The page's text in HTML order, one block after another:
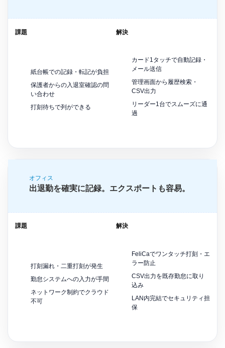
課題
紙台帳での記録・転記が負担
保護者からの入退室確認の問
い合わせ
打刻待ちで列ができる
解決
カード1タッチで自動記録・
メール送信
管理画面から履歴検索・
CSV出力
リーダー1台でスムーズに通
過
オフィス
出退勤を確実に記録。エクスポートも容易。
課題
打刻漏れ・二重打刻が発生
勤怠システムへの入力が手間
ネットワーク制約でクラウド
不可
解決
FeliCaでワンタッチ打刻・エ
ラー防止
CSV出力を既存勤怠に取り
込み
LAN内完結でセキュリティ担
保